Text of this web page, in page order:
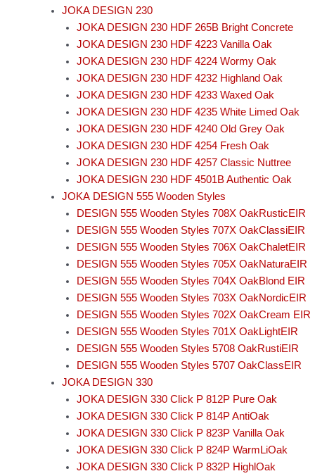
JOKA DESIGN 230
JOKA DESIGN 230 HDF 265B Bright Concrete
JOKA DESIGN 230 HDF 4223 Vanilla Oak
JOKA DESIGN 230 HDF 4224 Wormy Oak
JOKA DESIGN 230 HDF 4232 Highland Oak
JOKA DESIGN 230 HDF 4233 Waxed Oak
JOKA DESIGN 230 HDF 4235 White Limed Oak
JOKA DESIGN 230 HDF 4240 Old Grey Oak
JOKA DESIGN 230 HDF 4254 Fresh Oak
JOKA DESIGN 230 HDF 4257 Classic Nuttree
JOKA DESIGN 230 HDF 4501B Authentic Oak
JOKA DESIGN 555 Wooden Styles
DESIGN 555 Wooden Styles 708X OakRusticEIR
DESIGN 555 Wooden Styles 707X OakClassiEIR
DESIGN 555 Wooden Styles 706X OakChaletEIR
DESIGN 555 Wooden Styles 705X OakNaturaEIR
DESIGN 555 Wooden Styles 704X OakBlond EIR
DESIGN 555 Wooden Styles 703X OakNordicEIR
DESIGN 555 Wooden Styles 702X OakCream EIR
DESIGN 555 Wooden Styles 701X OakLightEIR
DESIGN 555 Wooden Styles 5708 OakRustiEIR
DESIGN 555 Wooden Styles 5707 OakClassEIR
JOKA DESIGN 330
JOKA DESIGN 330 Click P 812P Pure Oak
JOKA DESIGN 330 Click P 814P AntiOak
JOKA DESIGN 330 Click P 823P Vanilla Oak
JOKA DESIGN 330 Click P 824P WarmLiOak
JOKA DESIGN 330 Click P 832P HighlOak